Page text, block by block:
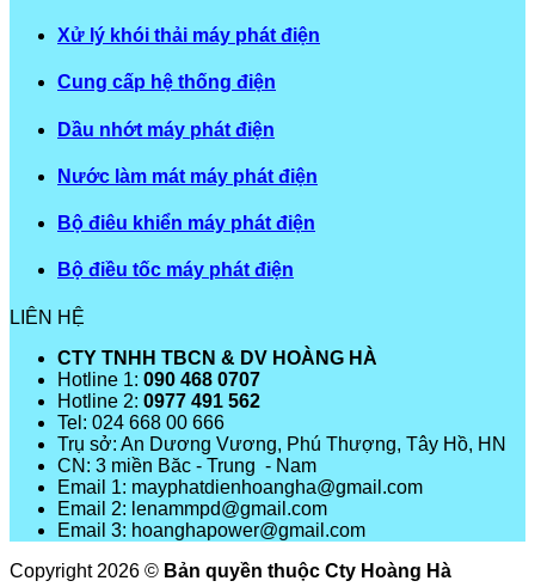
Xử lý khói thải máy phát điện
Cung cấp hệ thống điện
Dầu nhớt máy phát điện
Nước làm mát máy phát điện
Bộ điêu khiển máy phát điện
Bộ điều tốc máy phát điện
LIÊN HỆ
CTY TNHH TBCN & DV HOÀNG HÀ
Hotline 1: 090 468 0707
Hotline 2: 0977 491 562
Tel: 024 668 00 666
Trụ sở: An Dương Vương, Phú Thượng, Tây Hồ, HN
CN: 3 miền Băc - Trung - Nam
Email 1: mayphatdienhoangha@gmail.com
Email 2: lenammpd@gmail.com
Email 3: hoanghapower@gmail.com
Copyright 2026 © Bản quyền thuộc Cty Hoàng Hà